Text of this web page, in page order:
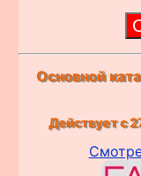
Основной
Действует с